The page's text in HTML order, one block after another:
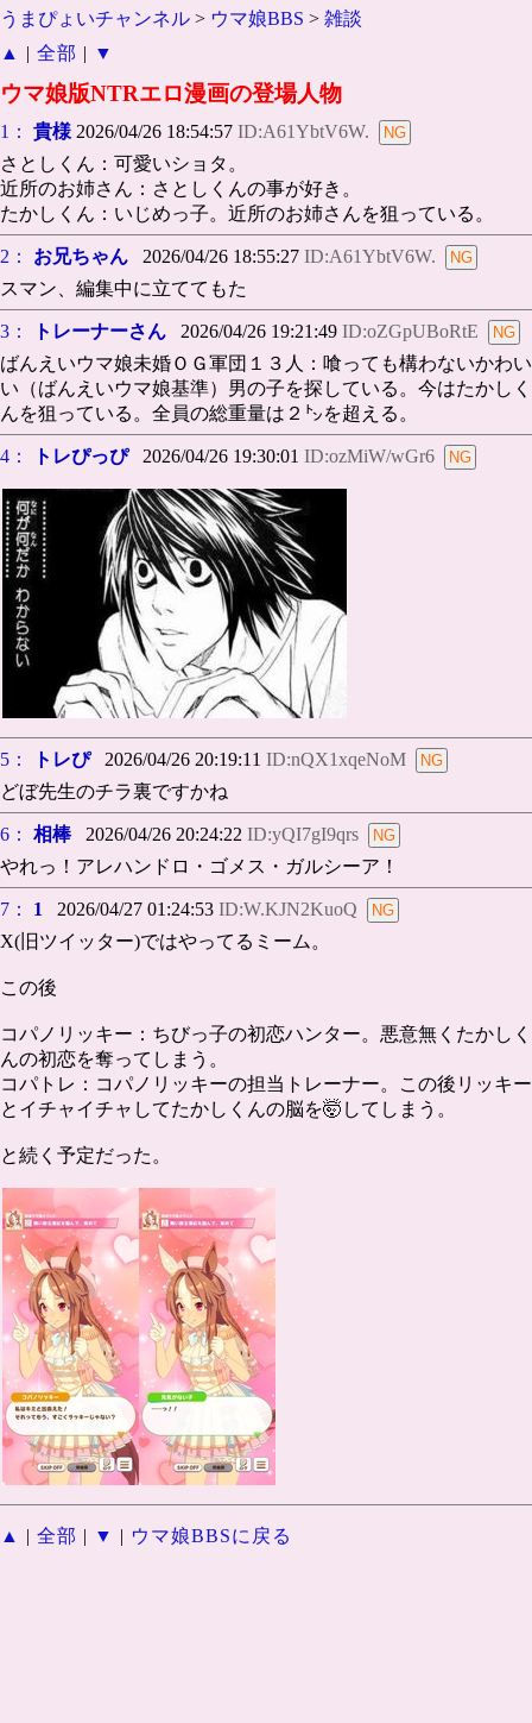
うまぴょいチャンネル > ウマ娘BBS > 雑談
▲
| 全部 | ▼
ウマ娘版NTRエロ漫画の登場人物
1： 貴様 2026/04/26 18:54:57 ID:A61YbtV6W.
さとしくん：可愛いショタ。
近所のお姉さん：さとしくんの事が好き。
たかしくん：いじめっ子。近所のお姉さんを狙っている。
2： お兄ちゃん 2026/04/26 18:55:27 ID:A61YbtV6W.
スマン、編集中に立ててもた
3： トレーナーさん 2026/04/26 19:21:49 ID:oZGpUBoRtE
ばんえいウマ娘未婚ＯＧ軍団１３人：喰っても構わないかわい
い（ばんえいウマ娘基準）男の子を探している。今はたかしく
んを狙っている。全員の総重量は２㌧を超える。
4： トレぴっぴ2026/04/26 19:30:01 ID:ozMiW/wGr6
5： トレぴ2026/04/26 20:19:11 ID:nQX1xqeNoM
どぼ先生のチラ裏ですかね
6： 相棒2026/04/26 20:24:22 ID:yQI7gI9qrs
やれっ！アレハンドロ・ゴメス・ガルシーア！
7： 1 2026/04/27 01:24:53 ID:W.KJN2KuoQ
X(旧ツイッター)ではやってるミーム。
この後
コパノリッキー：ちびっ子の初恋ハンター。悪意無くたかしく
んの初恋を奪ってしまう。
コパトレ：コパノリッキーの担当トレーナー。この後リッキー
とイチャイチャしてたかしくんの脳を🤯してしまう。
と続く予定だった。
▲ | 全部 | ▼ | ウマ娘BBSに戻る